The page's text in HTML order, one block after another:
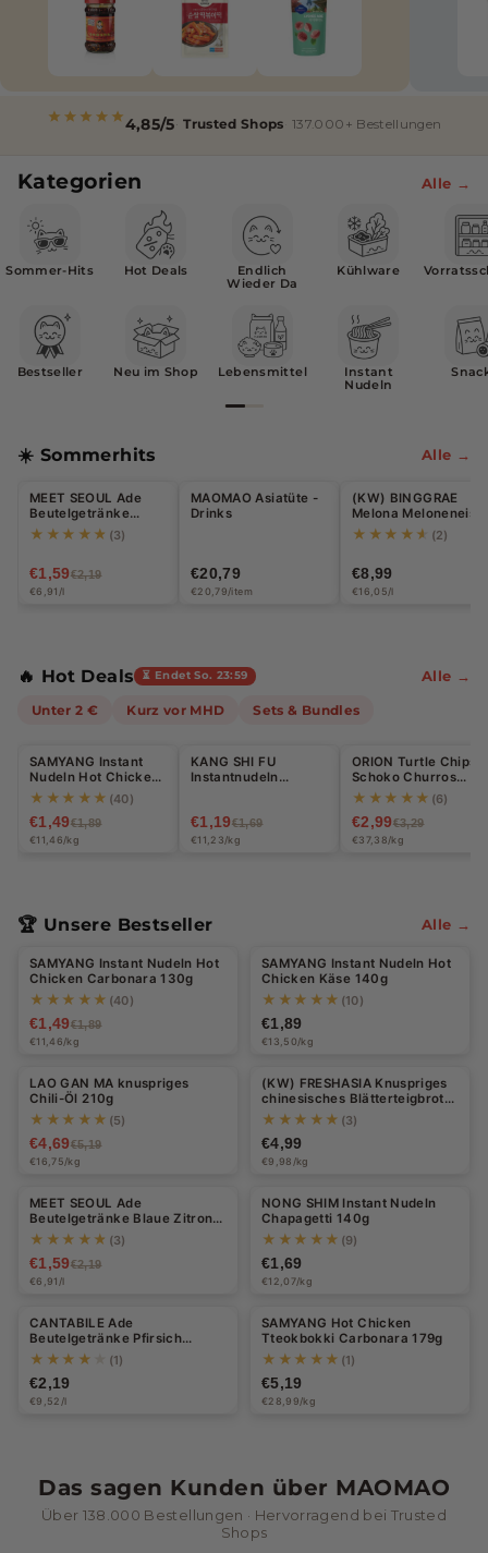
h
r
O
n
i
n
m
a
c
k
n
n
N
n
&
4,85/5 Trusted Shops 137.000+ Bestellungen
Kategorien Alle →
Sommer-Hits
Bestseller
Hot Deals
Neu im Shop
Endlich
Wieder Da
Lebensmittel
Kühlware
Instant
Nudeln
☀️ Sommerhits Alle →
-27%
MEET SEOUL Ade
Beutelgetränke
Blaue Zitrone 230ml
★★★★★ (3)
€1,59€2,19
€6,91/l
MAOMAO Asiatüte -
Drinks
€20,79
€20,79/item
(KW) BINGGRAE
Melona Meloneneis
560ml (8 x 70ml)
★★★★★ (2)
€8,99
€16,05/l
🔥 Hot Deals ⏳ Endet So. 23:59 Alle →
Unter 2 € Kurz vor MHD Sets & Bundles
-21%
SAMYANG Instant
Nudeln Hot Chicken
Carbonara 130g
★★★★★ (40)
€1,49€1,89
€11,46/kg
-30%
KANG SHI FU
Instantnudeln
€1,19€1,69
€11,23/kg
-9%
ORION Turtle Chips
Schoko Churros
Geschmack 80g
★★★★★ (6)
€2,99€3,29
€37,38/kg
🏆 Unsere Bestseller Alle →
-21%
Halal
SAMYANG Instant Nudeln Hot
Chicken Carbonara 130g
★★★★★ (40)
€1,49€1,89
€11,46/kg
SAMYANG Instant Nudeln Hot
Chicken Käse 140g
★★★★★ (10)
€1,89
€13,50/kg
-10%
LAO GAN MA knuspriges
Chili-Öl 210g
★★★★★ (5)
€4,69€5,19
€16,75/kg
(KW) FRESHASIA Knuspriges
chinesisches Blätterteigbrot
für Rou Jia Mo (5 Stück) 500g
★★★★★ (3)
€4,99
€9,98/kg
-27%
MEET SEOUL Ade
Beutelgetränke Blaue Zitrone
230ml
★★★★★ (3)
€1,59€2,19
€6,91/l
Halal
NONG SHIM Instant Nudeln
Chapagetti 140g
★★★★★ (9)
€1,69
€12,07/kg
CANTABILE Ade
Beutelgetränke Pfirsich
230ml
★★★★★ (1)
€2,19
€9,52/l
SAMYANG Hot Chicken
Tteokbokki Carbonara 179g
★★★★★ (1)
€5,19
€28,99/kg
Das sagen Kunden über MAOMAO
Über 138.000 Bestellungen · Hervorragend bei Trusted
Shops